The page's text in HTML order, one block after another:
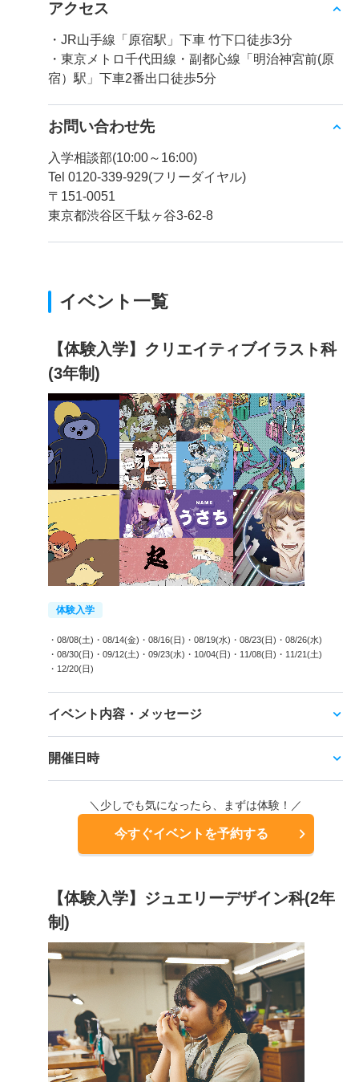
アクセス
・JR山手線「原宿駅」下車 竹下口徒歩3分
・東京メトロ千代田線・副都心線「明治神宮前(原
宿）駅」下車2番出口徒歩5分
お問い合わせ先
入学相談部(10:00～16:00)
Tel 0120-339-929(フリーダイヤル)
〒151-0051
東京都渋谷区千駄ヶ谷3-62-8
イベント一覧
【体験入学】クリエイティブイラスト科
(3年制)
体験入学
・08/08(土) ・08/14(金) ・08/16(日) ・08/19(水) ・08/23(日) ・08/26(水)
・08/30(日) ・09/12(土) ・09/23(水) ・10/04(日) ・11/08(日) ・11/21(土)
・12/20(日)
イベント内容・メッセージ
開催日時
＼少しでも気になったら、まずは体験！／
今すぐイベントを予約する
【体験入学】ジュエリーデザイン科(2年
制)